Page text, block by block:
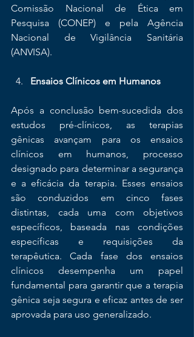
Comissão Nacional de Ética em
Pesquisa (CONEP) e pela Agência
Nacional de Vigilância Sanitária
(ANVISA).
Ensaios Clínicos em Humanos
Após a conclusão bem-sucedida dos
estudos pré-clínicos, as terapias
gênicas avançam para os ensaios
clínicos em humanos, processo
designado para determinar a segurança
e a eficácia da terapia. Esses ensaios
são conduzidos em cinco fases
distintas, cada uma com objetivos
específicos, baseada nas condições
específicas e requisições da
terapêutica. Cada fase dos ensaios
clínicos desempenha um papel
fundamental para garantir que a terapia
gênica seja segura e eficaz antes de ser
aprovada para uso generalizado.